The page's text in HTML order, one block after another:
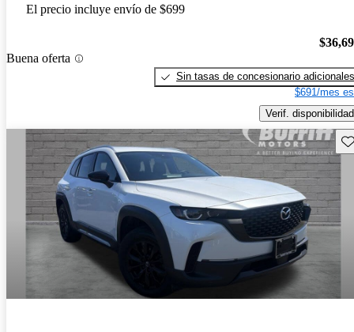
El precio incluye envío de $699
Buena oferta
Sin tasas de concesionario adicionales
$691/mes
Verif. disponibilidad